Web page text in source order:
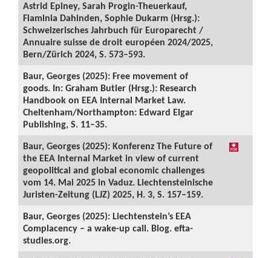
Astrid Epiney, Sarah Progin-Theuerkauf,
Flaminia Dahinden, Sophie Dukarm (Hrsg.):
Schweizerisches Jahrbuch für Europarecht /
Annuaire suisse de droit européen 2024/2025,
Bern/Zürich 2024, S. 573–593.
Baur, Georges (2025): Free movement of
goods. In: Graham Butler (Hrsg.): Research
Handbook on EEA Internal Market Law.
Cheltenham/Northampton: Edward Elgar
Publishing, S. 11–35.
Baur, Georges (2025): Konferenz The Future of
the EEA Internal Market in view of current
geopolitical and global economic challenges
vom 14. Mai 2025 in Vaduz. Liechtensteinische
Juristen-Zeitung (LJZ) 2025, H. 3, S. 157–159.
Baur, Georges (2025): Liechtenstein’s EEA
Complacency – a wake-up call. Blog. efta-
studies.org.